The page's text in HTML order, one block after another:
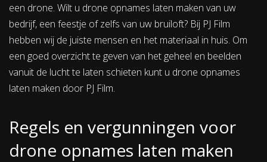
een drone. Wilt u drone opnames laten maken van uw
bedrijf, een feestje of zelfs van uw bruiloft? Bij PJ Film
hebben wij de juiste mensen en het materiaal in huis. Om
een goed overzicht te geven van het geheel en beelden
vanuit de lucht te laten schieten kunt u drone opnames
laten maken door PJ Film.
Regels en vergunningen voor
drone opnames laten maken